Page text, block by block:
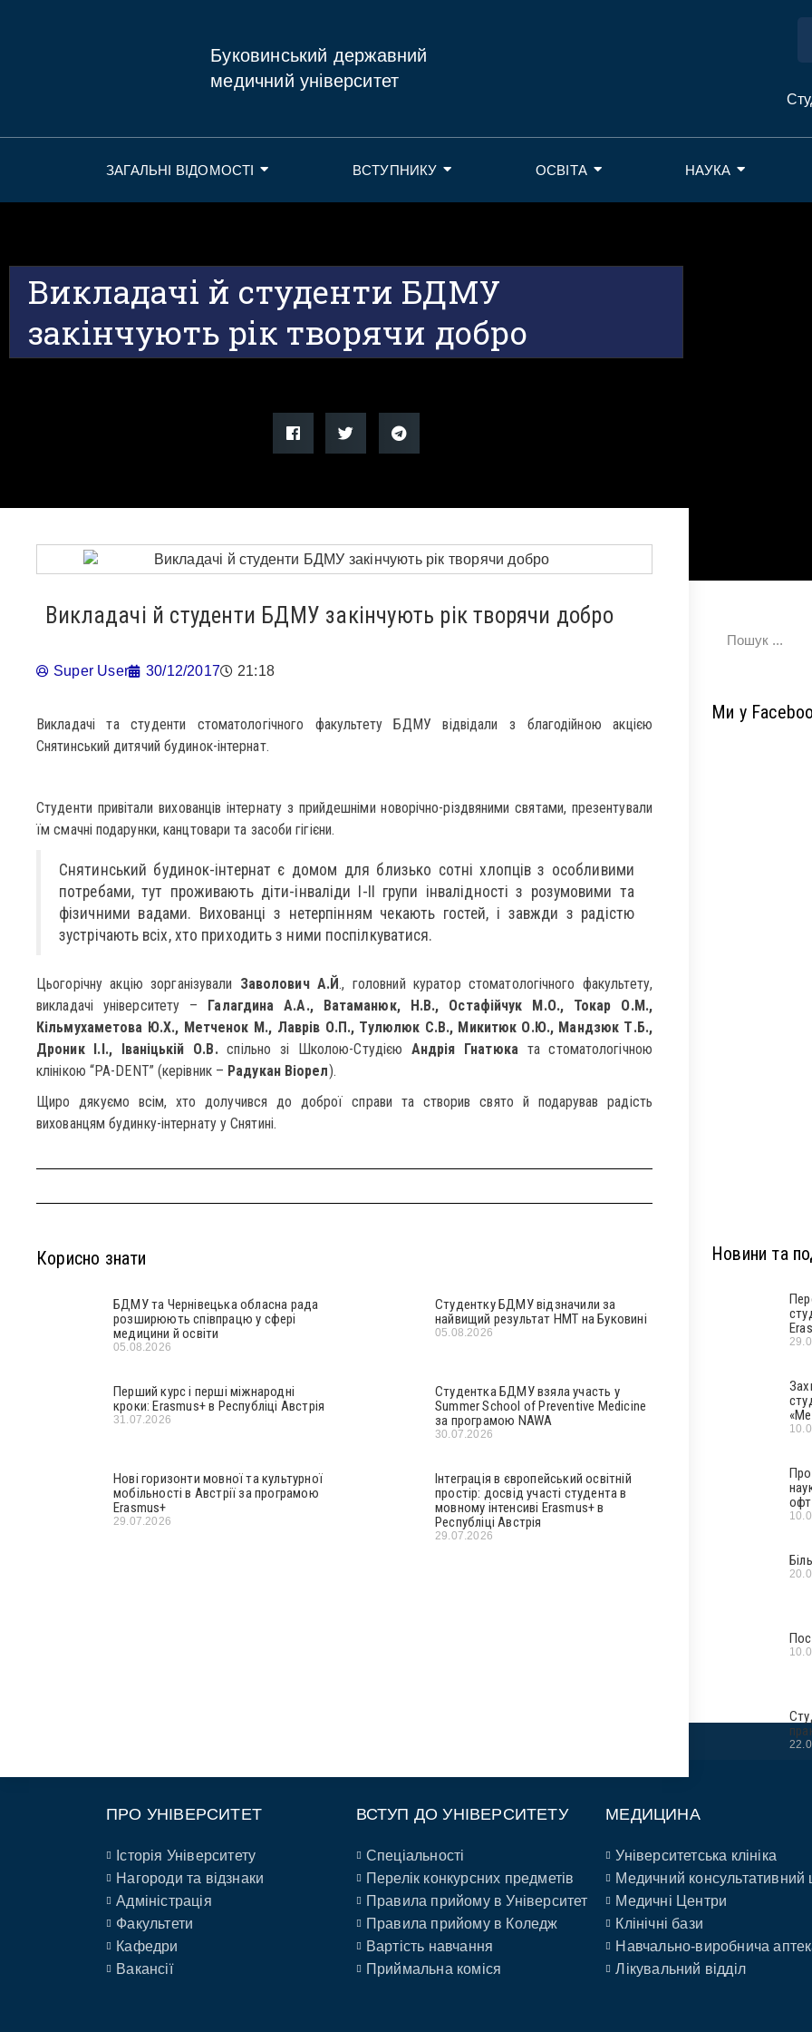
Буковинський державний
медичний університет
ЗАГАЛЬНІ ВІДОМОСТІ ВСТУПНИКУ ОСВІТА НАУКА
Викладачі й студенти БДМУ
закінчують рік творячи добро
Викладачі й студенти БДМУ закінчують рік творячи добро
Super User 30/12/2017 21:18
Викладачі та студенти стоматологічного факультету БДМУ відвідали з благодійною акцією
Снятинський дитячий будинок-інтернат.
Студенти привітали вихованців інтернату з прийдешніми новорічно-різдвяними святами, презентували
їм смачні подарунки, канцтовари та засоби гігієни.
Снятинський будинок-інтернат є домом для близько сотні хлопців з особливими
потребами, тут проживають діти-інваліди І-ІІ групи інвалідності з розумовими та
фізичними вадами. Вихованці з нетерпінням чекають гостей, і завжди з радістю
зустрічають всіх, хто приходить з ними поспілкуватися.
Цьогорічну акцію зорганізували Заволович А.Й., головний куратор стоматологічного факультету,
викладачі університету – Галагдина А.А., Ватаманюк, Н.В., Остафійчук М.О., Токар О.М.,
Кільмухаметова Ю.Х., Метченок М., Лаврів О.П., Тулюлюк С.В., Микитюк О.Ю., Мандзюк Т.Б.,
Дроник І.І., Іваніцькій О.В.спільно зі Школою-Студією Андрія Гнатюка та стоматологічною
клінікою “РА-DENT” (керівник – Радукан Віорел).
Щиро дякуємо всім, хто долучився до доброї справи та створив свято й подарував радість
вихованцям будинку-інтернату у Снятині.
Корисно знати
БДМУ та Чернівецька обласна рада
розширюють співпрацю у сфері
медицини й освіти
05.08.2026
Студентку БДМУ відзначили за
найвищий результат НМТ на Буковині
05.08.2026
Перший курс і перші міжнародні
кроки: Erasmus+ в Республіці Австрія
31.07.2026
Студентка БДМУ взяла участь у
Summer School of Preventive Medicine
за програмою NAWA
30.07.2026
Нові горизонти мовної та культурної
мобільності в Австрії за програмою
Erasmus+
29.07.2026
Інтеграція в європейський освітній
простір: досвід участі студента в
мовному інтенсиві Erasmus+ в
Республіці Австрія
29.07.2026
Ми у
Новини та
ПРО УНІВЕРСИТЕТ
Історія Університету
Нагороди та відзнаки
Адміністрація
Факультети
Кафедри
Вакансії
ВСТУП ДО УНІВЕРСИТЕТУ
Спеціальності
Перелік конкурсних предметів
Правила прийому в Університет
Правила прийому в Коледж
Вартість навчання
Приймальна коміся
МЕДИЦИНА
Університетська клініка
Медичний консультативний
Медичні Центри
Клінічні бази
Навчально-виробнича
Лікувальний відділ